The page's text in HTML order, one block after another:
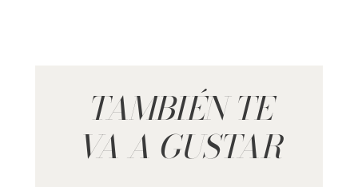
TAMBIÉN TE
VA A GUSTAR